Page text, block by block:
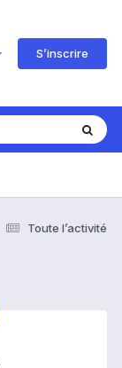
S’inscrire
Toute l’activité